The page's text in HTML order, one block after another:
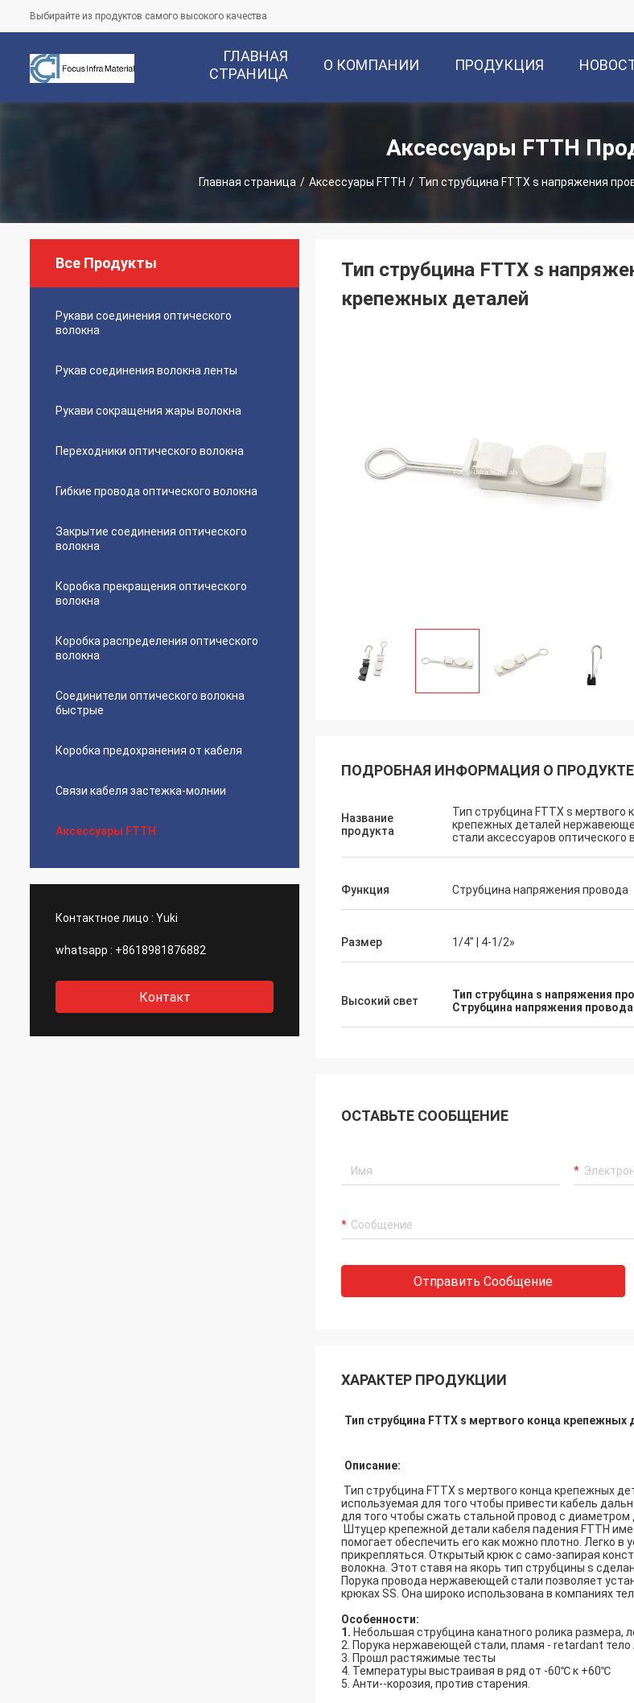
Выбирайте из продуктов самого высокого качества
ГЛАВНАЯ
СТРАНИЦА
О КОМПАНИИ ПРОДУКЦИЯ
Аксессуары FTTH
Главная страница / Аксессуары FTTH / Тип струбцина FTTX s напряжения
Все Продукты
Рукави соединения оптического
волокна
Рукав соединения волокна ленты
Рукави сокращения жары волокна
Переходники оптического волокна
Гибкие провода оптического волокна
Закрытие соединения оптического
волокна
Коробка прекращения оптического
волокна
Коробка распределения оптического
волокна
Соединители оптического волокна
быстрые
Коробка предохранения от кабеля
Связи кабеля застежка-молнии
Аксессуары FTTH
Контактное лицо : Yuki
whatsapp : +8618981876882
Контакт
Тип струбцина FTTX s
крепежных деталей
ПОДРОБНАЯ ИНФОРМАЦИЯ О ПРОДУКТЕ
Название
продукта
Тип струбцина FTTX s мертвого
крепежных деталей
стали аксессуаров оптического
Функция Струбцина напряжения провода
Размер 1/4" | 4-1/2»
Высокий свет Тип струбцина s напряжения
Струбцина напряжения
ОСТАВЬТЕ СООБЩЕНИЕ
Отправить Сообщение
ХАРАКТЕР ПРОДУКЦИИ
Тип струбцина FTTX s мертвого конца
Описание:
Тип струбцина FTTX s мертвого конца крепежных
используемая для того чтобы привести кабель
для того чтобы сжать стальной провод с диаметром
Штуцер крепежной детали кабеля падения FTTH
помогает обеспечить его как можно плотно. Легко в
прикрепляться. Открытый крюк с само-запирая
волокна. Этот ставя на якорь тип струбцины s
Порука провода нержавеющей стали позволяет
крюках SS. Она широко использована в компаниях
Особенности:
1. Небольшая струбцина канатного ролика размера,
2. Порука нержавеющей стали, пламя - retardant тело
3. Прошл растяжимые тесты
4. Температуры выстраивая в ряд от -60℃ к +60℃
5. Анти--корозия, против старения.